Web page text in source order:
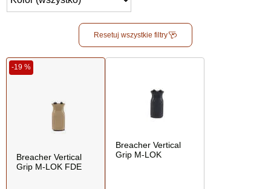
Resetuj wszystkie filtry
-19 %
Breacher Vertical
Grip M-LOK FDE
Breacher Vertical
Grip M-LOK